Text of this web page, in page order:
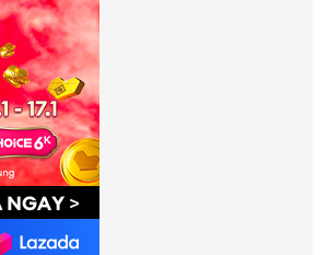
trứng gà
4.3.
kem đánh răng và muối biển
4.4. Sử dụng thuốc trị mụn đầu đen
acnes
4.5. Lột bỏ mụn đầu đen bằng mặt
nạ hoặc gel
5.
Lưu ý khi điều trị mụn đầu đen